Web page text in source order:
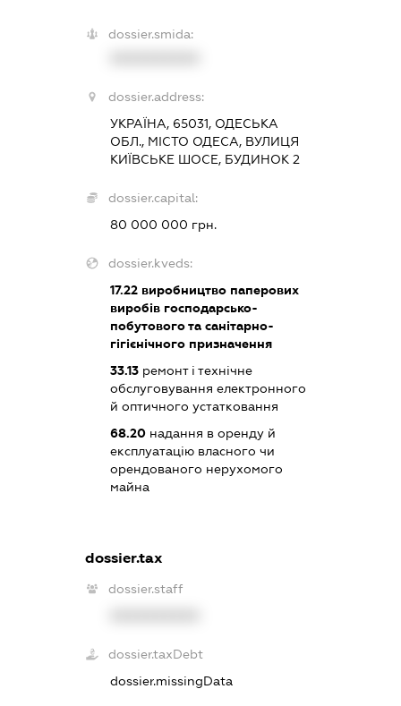
dossier.smida:
dossier.address:
УКРАЇНА, 65031, ОДЕСЬКА
ОБЛ., МІСТО ОДЕСА, ВУЛИЦЯ
КИЇВСЬКЕ ШОСЕ, БУДИНОК 2
dossier.capital:
80 000 000 грн.
dossier.kveds:
17.22 виробництво паперових
виробів господарсько-
побутового та санітарно-
гігієнічного призначення
33.13 ремонт і технічне
обслуговування електронного
й оптичного устатковання
68.20 надання в оренду й
експлуатацію власного чи
орендованого нерухомого
майна
dossier.tax
dossier.staff
dossier.taxDebt
dossier.missingData